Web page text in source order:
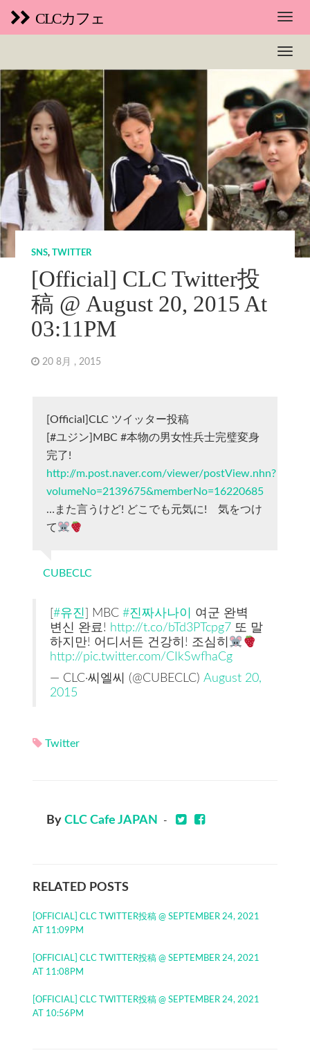
CLCカフェ
SNS, TWITTER
[Official] CLC Twitter投
稿 @ August 20, 2015 At
03:11PM
20 8月 , 2015
[Official]CLC ツイッター投稿
[#ユジン]MBC #本物の男女性兵士完璧変身
完了!
http://m.post.naver.com/viewer/postView.nhn?
volumeNo=2139675&memberNo=16220685
…また言うけど! どこでも元気に! 気をつけ
て
CUBECLC
#유진 ] MBC #진짜사나이
여군 완벽
변신 완료! http://t.co/bTd3PTcpg7또 말
하지만! 어디서든 건강히! 조심히
http://pic.twitter.com/CIkSwfhaCg
— CLC·씨엘씨 (@CUBECLC) August 20,
2015
Twitter
By CLC Cafe JAPAN -
RELATED POSTS
[OFFICIAL] CLC TWITTER投稿 @ SEPTEMBER 24, 2021
AT 11:09PM
[OFFICIAL] CLC TWITTER投稿 @ SEPTEMBER 24, 2021
AT 11:08PM
[OFFICIAL] CLC TWITTER投稿 @ SEPTEMBER 24, 2021
AT 10:56PM